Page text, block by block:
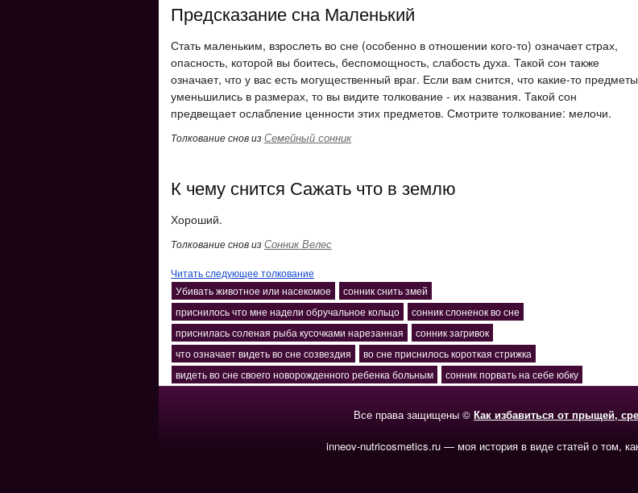
Предсказание сна Маленький
Стать маленьким, взрослеть во сне (особенно в отношении кого-то) означает страх,
опасность, которой вы боитесь, беспомощность, слабость духа. Такой сон также
означает, что у вас есть могущественный враг. Если вам снится, что какие-то предметы
уменьшились в размерах, то вы видите толкование - их названия. Такой сон
предвещает ослабление ценности этих предметов. Смотрите толкование: мелочи.
Толкование снов изСемейный сонник
К чему снится Сажать что в землю
Хороший.
Толкование снов изСонник Велес
Читать следующее толкование
Убивать животное или насекомое
сонник снить змей
приснилось что мне надели обручальное кольцо
сонник слоненок во сне
приснилась соленая рыба кусочками нарезанная
сонник загривок
что означает видеть во сне созвездия
во сне приснилось короткая стрижка
видеть во сне своего новорожденного ребенка больным
сонник порвать на себе юбку
Все права защищены © Как избавиться от прыщей,
inneov-nutricosmetics.ru — моя история в виде статей о том,